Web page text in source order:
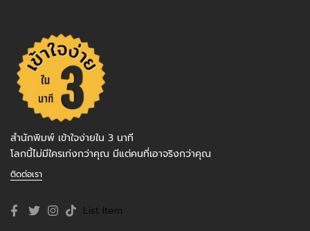
สำนักพิมพ์ เข้าใจง่ายใน 3 นาที
โลกนี้ไม่มีใครเก่งกว่าคุณ มีแต่คนที่เอาจริงกว่าคุณ
ติดต่อเรา
List Item